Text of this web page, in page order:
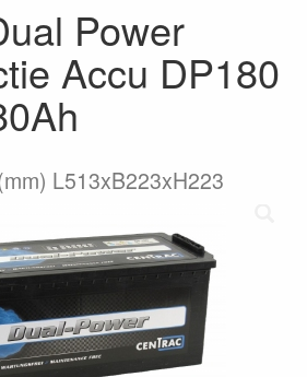
Power
Accu DP180
L513xB223xH223